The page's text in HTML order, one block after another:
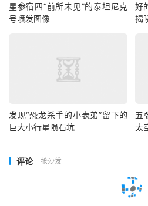
星参宿四“前所未见”的泰坦尼克
号喷发图像
好
揭
发现“恐龙杀手的小表弟”留下的
巨大小行星陨石坑
五
太
评论 抢沙发